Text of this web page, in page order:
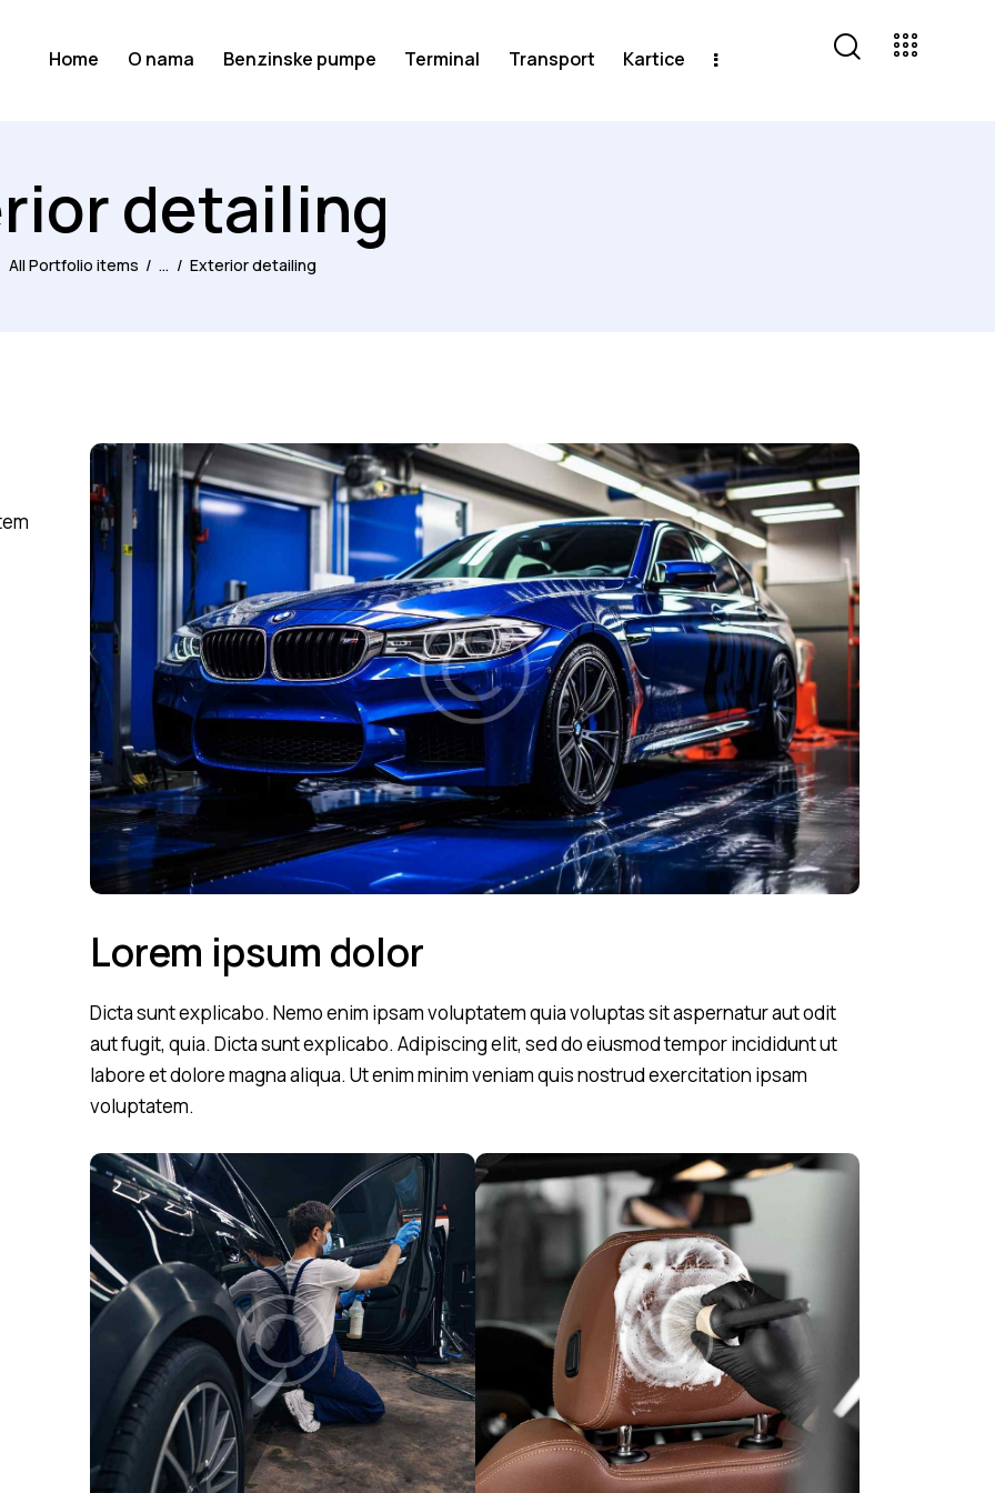
Home O nama Benzinske pumpe Terminal Transport Kartice
detailing
All Portfolio items ... Exterior detailing
Lorem ipsum dolor
Dicta sunt explicabo. Nemo enim ipsam voluptatem quia voluptas sit aspernatur aut odit
aut fugit, quia. Dicta sunt explicabo. Adipiscing elit, sed do eiusmod tempor incididunt ut
labore et dolore magna aliqua. Ut enim minim veniam quis nostrud exercitation ipsam
voluptatem.